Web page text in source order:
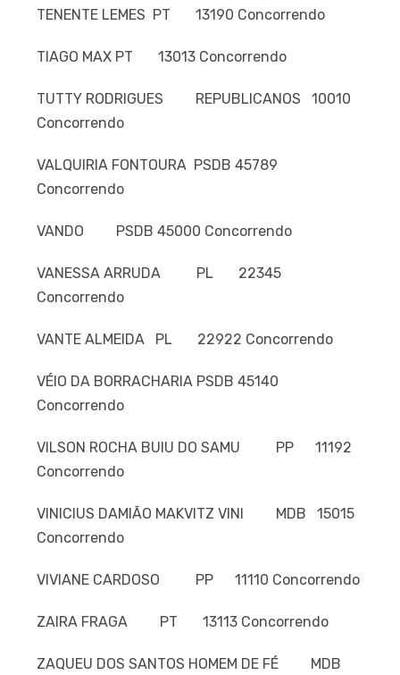
TENENTE LEMES PT 13190 Concorrendo
TIAGO MAX PT 13013 Concorrendo
TUTTY RODRIGUES REPUBLICANOS 10010
Concorrendo
VALQUIRIA FONTOURA PSDB 45789
Concorrendo
VANDO PSDB 45000 Concorrendo
VANESSA ARRUDA PL 22345
Concorrendo
VANTE ALMEIDA PL 22922 Concorrendo
VÉIO DA BORRACHARIA PSDB 45140
Concorrendo
VILSON ROCHA BUIU DO SAMU PP 11192
Concorrendo
VINICIUS DAMIÃO MAKVITZ VINI MDB 15015
Concorrendo
VIVIANE CARDOSO PP 11110 Concorrendo
ZAIRA FRAGA PT 13113 Concorrendo
ZAQUEU DOS SANTOS HOMEM DE FÉ MDB